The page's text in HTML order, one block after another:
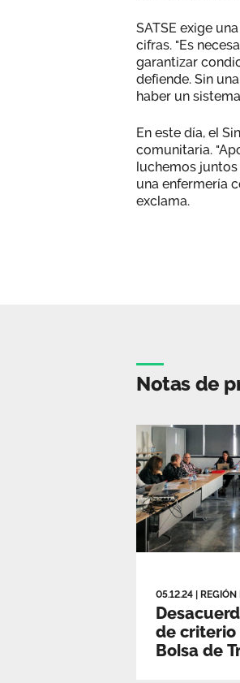
SATSE exige
cifras. "Es
garantizar
defiende. Sin
haber un
En este día, el
comunitaria.
luchemos juntos
una enfermería
exclama.
Notas de
05.12.24
de criterio
Bolsa de